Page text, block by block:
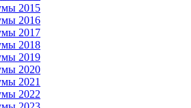
2015
2016
2017
2018
2019
2020
2021
2022